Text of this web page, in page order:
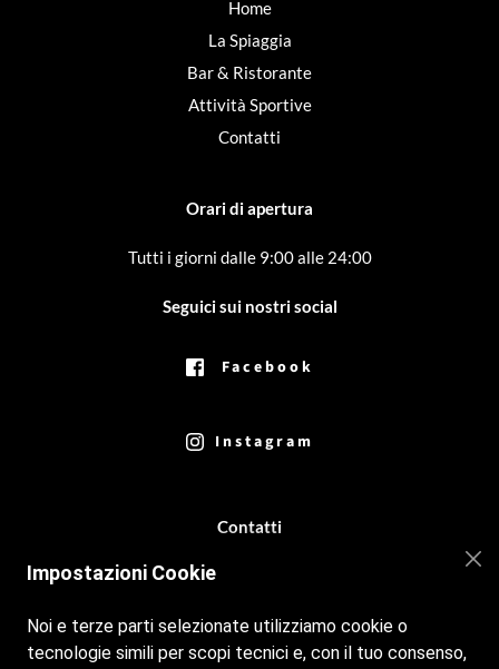
Home
La Spiaggia
Bar & Ristorante
Attività Sportive
Contatti
Orari di apertura
Tutti i giorni dalle 9:00 alle 24:00
Seguici sui nostri social
Facebook
Instagram
Contatti
b64marinabeach@gmail.com
+39 09311756281
Impostazioni Cookie
Noi e terze parti selezionate utilizziamo cookie o
tecnologie simili per scopi tecnici e, con il tuo consenso,